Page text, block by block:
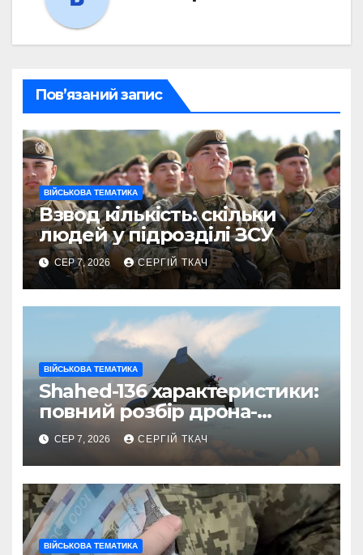
Пов’язаний запис
ВІЙСЬКОВА ТЕМАТИКА
Взвод кількість: скільки
людей у підрозділі ЗСУ
СЕР 7, 2026 СЕРГІЙ ТКАЧ
ВІЙСЬКОВА ТЕМАТИКА
Shahed-136 характеристики:
повний розбір дрона-
камікадзе
СЕР 7, 2026 СЕРГІЙ ТКАЧ
ВІЙСЬКОВА ТЕМАТИКА